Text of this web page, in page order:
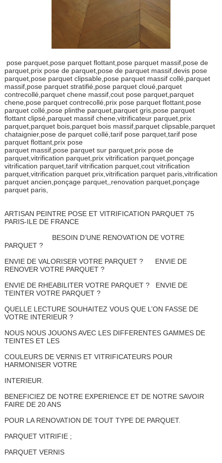
pose parquet,pose parquet flottant,pose parquet massif,pose de
parquet,prix pose de parquet,pose de parquet massif,devis pose
parquet,pose parquet clipsable,pose parquet massif collé,parquet
massif,pose parquet stratifié,pose parquet cloué,parquet
contrecollé,parquet chene massif,cout pose parquet,parquet
chene,pose parquet contrecollé,prix pose parquet flottant,pose
parquet collé,pose plinthe parquet,parquet gris,pose parquet
flottant clipsé,parquet massif chene,vitrificateur parquet,prix
parquet,parquet bois,parquet bois massif,parquet clipsable,parquet
chataignier,pose de parquet collé,tarif pose parquet,tarif pose
parquet flottant,prix pose
parquet massif,pose parquet sur parquet,prix pose de
parquet,vitrification parquet,prix vitrification parquet,ponçage
vitrification parquet,tarif vitrification parquet,cout vitrification
parquet,vitrification parquet prix,vitrification parquet paris,vitrification
parquet ancien,ponçage parquet,,renovation parquet,ponçage
parquet paris,
ARTISAN PEINTRE POSE ET VITRIFICATION PARQUET 75
PARIS-ILE DE FRANCE
BESOIN D’UNE RENOVATION DE VOTRE
PARQUET ?
ENVIE DE VALORISER VOTRE PARQUET ? ENVIE DE
RENOVER VOTRE PARQUET ?
ENVIE DE RHEABILITER VOTRE PARQUET ? ENVIE DE
TEINTER VOTRE PARQUET ?
QUELLE LECTURE SOUHAITEZ VOUS QUE L’ON FASSE DE
VOTRE INTERIEUR ?
NOUS NOUS JOUONS AVEC LES DIFFERENTES GAMMES DE
TEINTES ET LES
COULEURS DE VERNIS ET VITRIFICATEURS POUR
HARMONISER VOTRE
INTERIEUR.
BENEFICIEZ DE NOTRE EXPERIENCE ET DE NOTRE SAVOIR
FAIRE DE 20 ANS
POUR LA RENOVATION DE TOUT TYPE DE PARQUET.
PARQUET VITRIFIE ;
PARQUET VERNIS